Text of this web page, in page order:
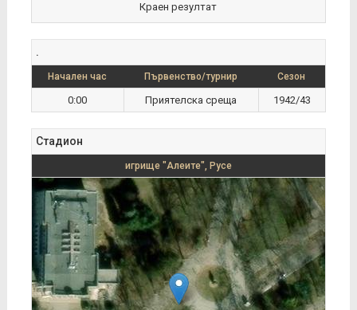
Краен резултат
.
Начален час Първенство/турнир Сезон
0:00 Приятелска среща 1942/43
Стадион
игрище "Алеите", Русе